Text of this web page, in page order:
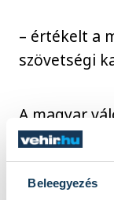
Beleegyezés
– értékelt a
szövetségi
A magyar
pályán, a
felkészülési